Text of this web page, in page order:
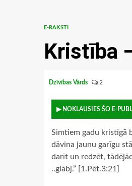
E-RAKSTI
Kristība
Dzīvības Vārds 2
▶ NOKLAUSIES ŠO E-
Simtiem gadu kristīgā
dāvina jaunu garīgu
darīt un redzēt,
..glābj.” [1.Pēt.3:21]